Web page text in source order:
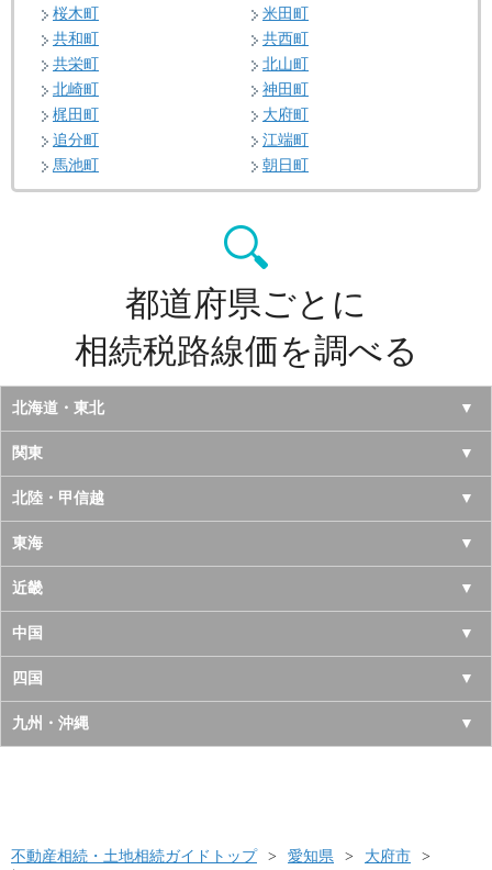
桜木町
米田町
共和町
共西町
共栄町
北山町
北崎町
神田町
梶田町
大府町
追分町
江端町
馬池町
朝日町
都道府県ごとに
相続税路線価を調べる
北海道・東北
北海道
青森県
岩手県
宮城県
秋田県
山形県
福島県
関東
東京都
神奈川県
千葉県
埼玉県
茨城県
栃木県
北陸・甲信越
山梨県
長野県
新潟県
富山県
石川県
東海
愛知県
岐阜県
三重県
静岡県
近畿
大阪府
京都府
兵庫県
和歌山県
中国
鳥取県
島根県
山口県
四国
徳島県
高知県
九州・沖縄
長崎県
不動産相続・土地相続ガイドトップ 愛知県
大府市